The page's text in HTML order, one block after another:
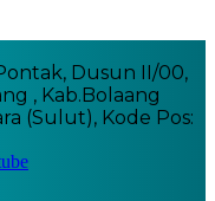
Dusun II/00,
, Kab.Bolaang
(Sulut), Kode Pos: